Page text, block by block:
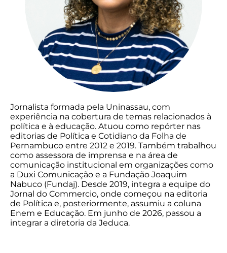
Jornalista formada pela Uninassau, com
experiência na cobertura de temas relacionados à
política e à educação. Atuou como repórter nas
editorias de Política e Cotidiano da Folha de
Pernambuco entre 2012 e 2019. Também trabalhou
como assessora de imprensa e na área de
comunicação institucional em organizações como
a Duxi Comunicação e a Fundação Joaquim
Nabuco (Fundaj). Desde 2019, integra a equipe do
Jornal do Commercio, onde começou na editoria
de Política e, posteriormente, assumiu a coluna
Enem e Educação. Em junho de 2026, passou a
integrar a diretoria da Jeduca.